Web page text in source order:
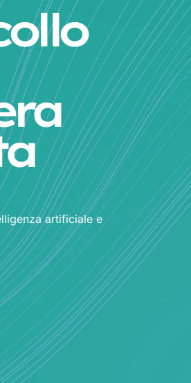
artificiale e